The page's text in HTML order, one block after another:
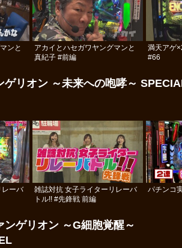
ンと
アカイとハセガワヤングマンと
真紀子 #前編
満天アゲ
#66
ゲリオン ～未来への咆哮～
レーバ
雑誌対抗 女子ライターリレーバ
トル!! #先鋒戦 前編
パチンコ
ンゲリオン ～G細胞覚醒～